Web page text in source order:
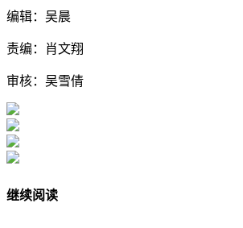
编辑：吴晨
责编：肖文翔
审核：吴雪倩
继续阅读